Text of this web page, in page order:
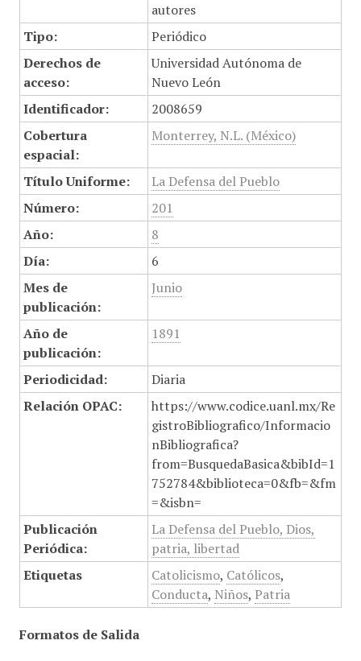
autores
Tipo:
Periódico
Derechos de
acceso:
Universidad Autónoma de
Nuevo León
Identificador:
2008659
Cobertura
espacial:
Monterrey, N.L. (México)
Título Uniforme:
La Defensa del Pueblo
Número:
201
Año:
8
Día:
6
Mes de
publicación:
Junio
Año de
publicación:
1891
Periodicidad:
Diaria
Relación OPAC:
https://www.codice.uanl.mx/Re
gistroBibliografico/Informacio
nBibliografica?
from=BusquedaBasica&bibId=1
752784&biblioteca=0&fb=&fm
=&isbn=
Publicación
Periódica:
La Defensa del Pueblo, Dios,
patria, libertad
Etiquetas
Catolicismo, Católicos,
Conducta, Niños, Patria
Formatos de Salida